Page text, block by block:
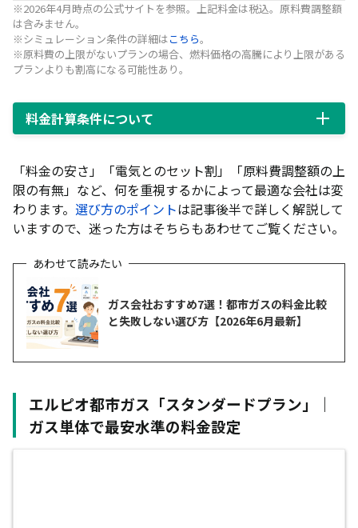
※2026年4月時点の公式サイトを参照。上記料金は税込。原料費調整額
は含みません。
※シミュレーション条件の詳細はこちら。
※原料費の上限がないプランの場合、燃料価格の高騰により上限がある
プランよりも割高になる可能性あり。
料金計算条件について
「料金の安さ」「電気とのセット割」「原料費調整額の上
限の有無」など、何を重視するかによって最適な会社は変
わります。 選び方のポイントは記事後半で詳しく解説して
いますので、迷った方はそちらもあわせてご覧ください。
ガス会社おすすめ7選！都市ガスの料金比較
と失敗しない選び方【2026年6月最新】
エルピオ都市ガス「スタンダードプラン」｜
ガス単体で最安水準の料金設定